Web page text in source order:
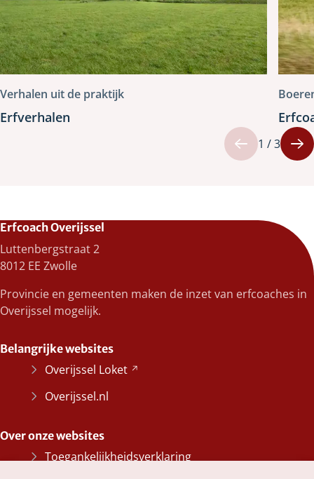
Verhalen uit de praktijk
Erfverhalen
Vorige
1 / 3
Erfcoach Overijssel
Luttenbergstraat 2
8012 EE Zwolle
Provincie en gemeenten maken de inzet van erfcoaches in
Overijssel mogelijk.
Belangrijke websites
Overijssel Loket
Overijssel.nl
Over onze websites
Toegankelijkheidsverklaring